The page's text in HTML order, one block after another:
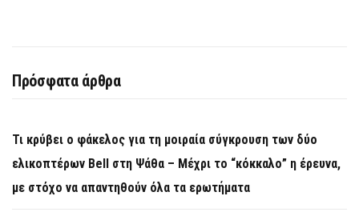
Πρόσφατα άρθρα
Τι κρύβει ο φάκελος για τη μοιραία σύγκρουση των δύο
ελικοπτέρων Bell στη Ψάθα – Μέχρι το “κόκκαλο” η έρευνα,
με στόχο να απαντηθούν όλα τα ερωτήματα